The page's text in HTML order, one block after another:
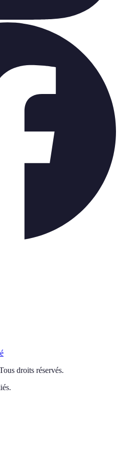
droits réservés.